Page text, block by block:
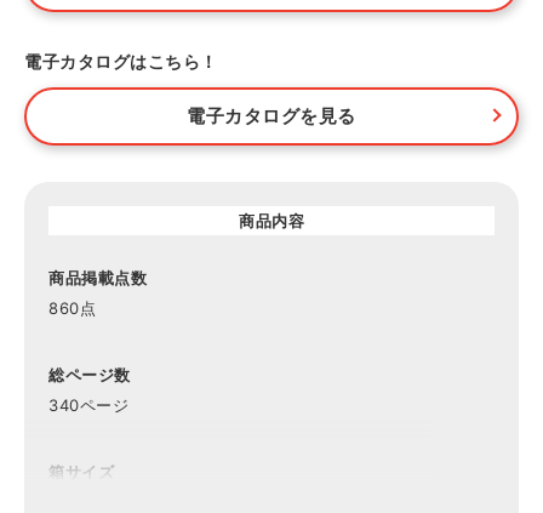
電子カタログはこちら！
電子カタログを見る
商品内容
商品掲載点数
860点
総ページ数
340ページ
箱サイズ